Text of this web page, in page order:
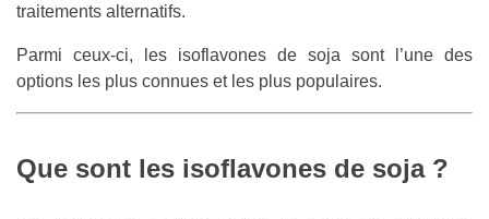
traitements alternatifs.
Parmi ceux-ci, les isoflavones de soja sont l’une des
options les plus connues et les plus populaires.
Que sont les isoflavones de soja ?